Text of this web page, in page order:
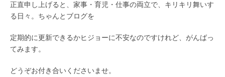
正直申し上げると、家事・育児・仕事の両立で、キリキリ舞いす
る日々。ちゃんとブログを
定期的に更新できるかヒジョーに不安なのですけれど、がんばっ
てみます。
どうぞお付き合いくださいませ。